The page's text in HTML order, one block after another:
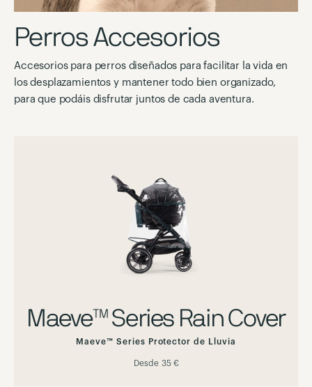
Perros Accesorios
Accesorios para perros diseñados para facilitar la vida en
los desplazamientos y mantener todo bien organizado,
para que podáis disfrutar juntos de cada aventura.
Maeve™ Series Rain Cover
Maeve™ Series Protector de Lluvia
Desde 35 €